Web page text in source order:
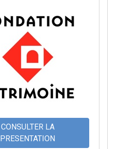
CONSULTER LA
PRESENTATION